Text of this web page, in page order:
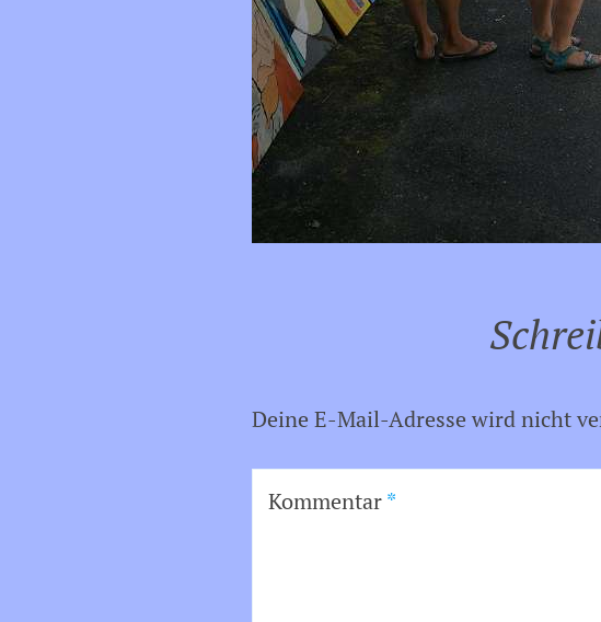
Deine E-Mail-Adresse wird nicht
Kommentar*